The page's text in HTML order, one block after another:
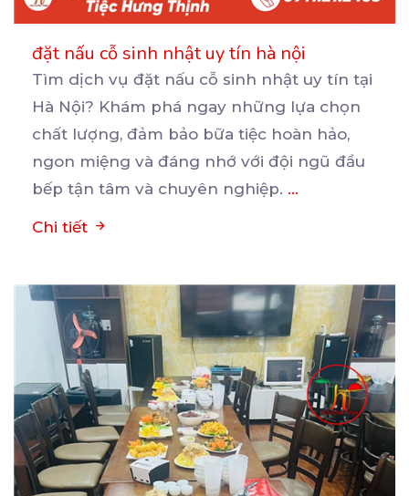
đặt nấu cỗ sinh nhật uy tín hà nội
Tìm dịch vụ đặt nấu cỗ sinh nhật uy tín tại
Hà Nội? Khám phá ngay những lựa chọn
chất lượng, đảm bảo bữa tiệc hoàn hảo,
ngon miệng và đáng nhớ với đội ngũ đầu
bếp tận tâm và chuyên nghiệp. ...
Chi tiết